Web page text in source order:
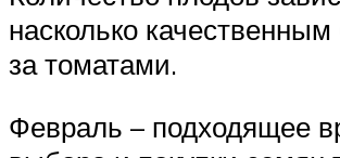
насколько качественным
за томатами.
Февраль – подходящее